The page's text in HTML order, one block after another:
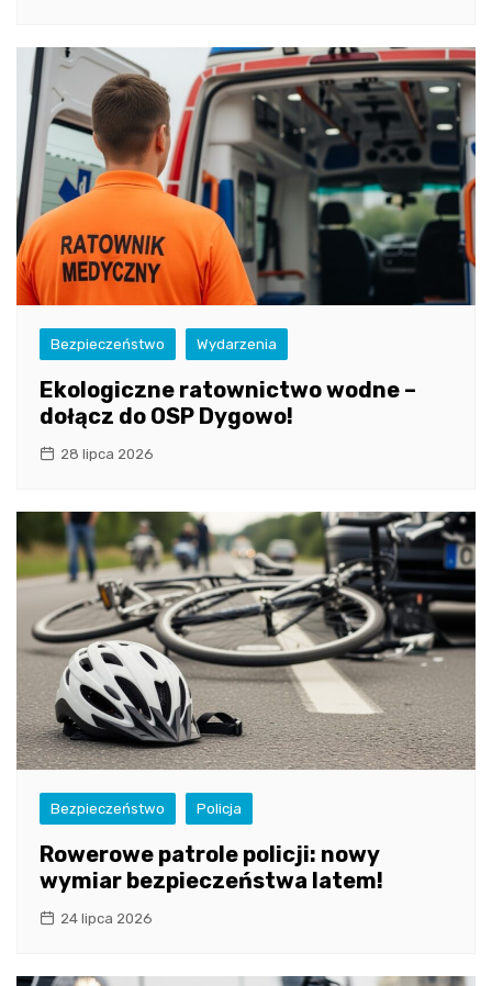
Bezpieczeństwo Wydarzenia
Ekologiczne ratownictwo wodne –
dołącz do OSP Dygowo!
28 lipca 2026
Bezpieczeństwo Policja
Rowerowe patrole policji: nowy
wymiar bezpieczeństwa latem!
24 lipca 2026